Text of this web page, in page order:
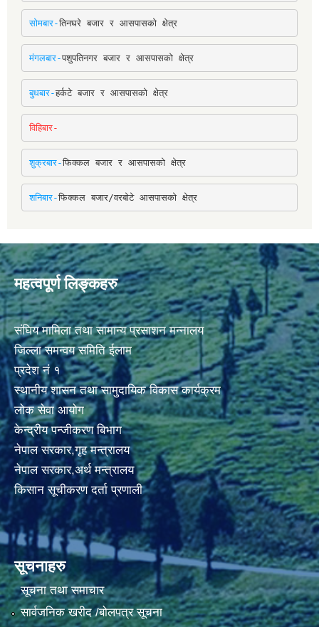
सोमबार-तिनघरे बजार र आसपासको क्षेत्र
मंगलबार-पशुपतिनगर बजार र आसपासको क्षेत्र
बुधबार-हर्कटे बजार र आसपासको क्षेत्र
विहिबार-
शुक्रबार-फिक्कल बजार र आसपासको क्षेत्र
शनिबार-फिक्कल बजार/वरबोटे आसपासको क्षेत्र
महत्वपूर्ण लिङ्कहरु
संघिय मामिला तथा सामान्य प्रसाशन मन्नालय
जिल्ला समन्वय समिति ईलाम
प्रदेश नं १
स्थानीय शासन तथा सामुदायिक विकास कार्यक्रम
लोक सेवा आयोग
केन्द्रीय पन्जीकरण बिभाग
नेपाल सरकार,गृह मन्त्रालय
नेपाल सरकार,अर्थ मन्त्रालय
किसान सूचीकरण दर्ता प्रणाली
सूचनाहरु
सूचना तथा समाचार
सार्वजनिक खरीद /बोलपत्र सूचना